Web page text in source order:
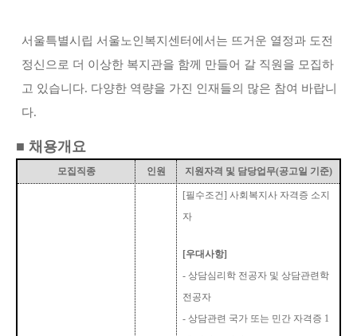
서울특별시립 서울노인복지센터에서는 뜨거운 열정과 도전
정신으로 더 이상한 복지관을 함께 만들어 갈 직원을 모집하
고 있습니다. 다양한 역량을 가진 인재들의 많은 참여 바랍니
다.
■ 채용개요
모집직종 인원 지원자격 및 담당업무(공고일 기준)
[필수조건] 사회복지사 자격증 소지
자
[우대사항]
- 상담심리학 전공자 및 상담관련학
전공자
- 상담관련 국가 또는 민간 자격증 1